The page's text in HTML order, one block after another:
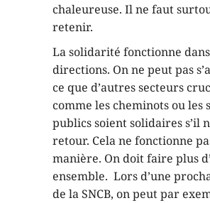
chaleureuse. Il ne faut
retenir.
La solidarité fonctionne
directions. On ne peut pas
ce que d’autres secteurs
comme les cheminots ou les
publics soient solidaires s’il
retour. Cela ne fonctionne
manière. On doit faire plus
ensemble. Lors d’une
de la SNCB, on peut par